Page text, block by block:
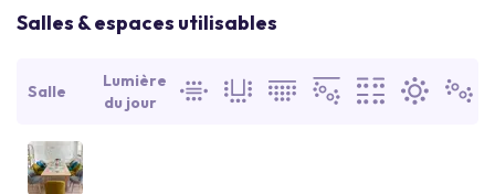
Salles & espaces utilisables
Salle
Lumière
du jour